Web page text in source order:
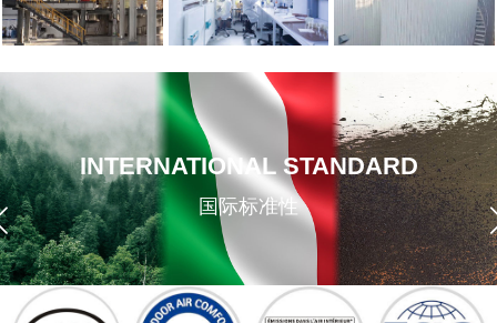
INTERNATIONAL STANDARD
国际标准性